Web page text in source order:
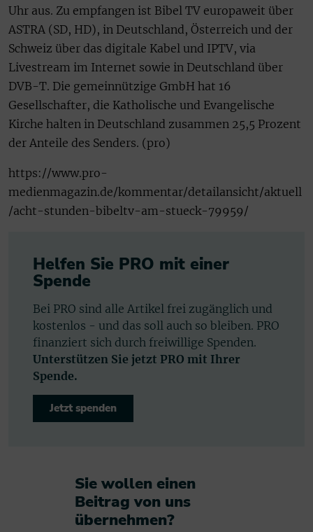
Uhr aus. Zu empfangen ist Bibel TV europaweit über
ASTRA (SD, HD), in Deutschland, Österreich und der
Schweiz über das digitale Kabel und IPTV, via
Livestream im Internet sowie in Deutschland über
DVB-T. Die gemeinnützige GmbH hat 16
Gesellschafter, die Katholische und Evangelische
Kirche halten in Deutschland zusammen 25,5 Prozent
der Anteile des Senders. (pro)
https://www.pro-
medienmagazin.de/kommentar/detailansicht/aktuell
/acht-stunden-bibeltv-am-stueck-79959/
Helfen Sie PRO mit einer
Spende
Bei PRO sind alle Artikel frei zugänglich und
kostenlos - und das soll auch so bleiben. PRO
finanziert sich durch freiwillige Spenden.
Unterstützen Sie jetzt PRO mit Ihrer
Spende.
Jetzt spenden
Sie wollen einen
Beitrag von uns
übernehmen?​